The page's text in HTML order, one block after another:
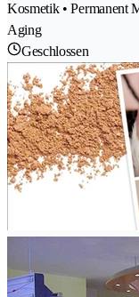
Kosmetik • Permanent
Aging
Geschlossen